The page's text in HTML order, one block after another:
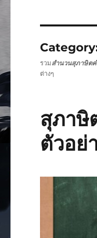
รวมสำนวนสุภาษิต
ต่างๆ
สุภาษิ
ตัวอย่